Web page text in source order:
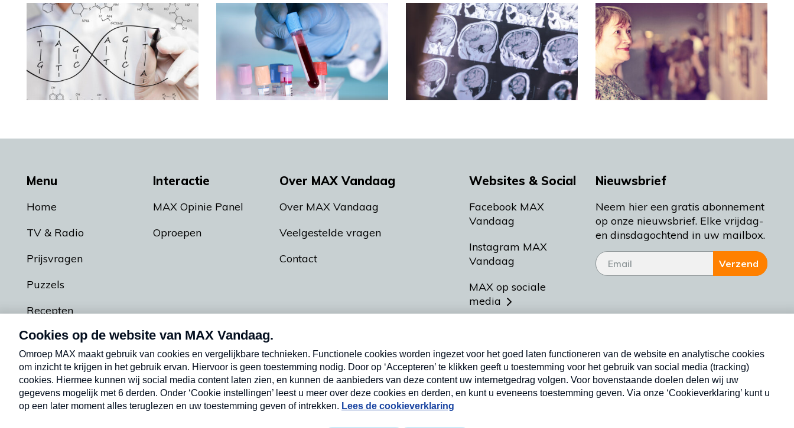
Menu
Home
TV & Radio
Prijsvragen
Puzzels
Recepten
Podcasts
Interactie
MAX Opinie Panel
Oproepen
Over MAX Vandaag
Over MAX Vandaag
Veelgestelde vragen
Contact
Websites & Social
Facebook MAX
Vandaag
Instagram MAX
Vandaag
MAX op sociale
media
Meldpunt Actueel
Heel Holland Bakt
Nieuwsbrief
Neem hier een gratis abonnement
op onze nieuwsbrief. Elke vrijdag-
en dinsdagochtend in uw mailbox.
Verzend
Nieuwsbrief
Neem hier een gratis abonnement op onze